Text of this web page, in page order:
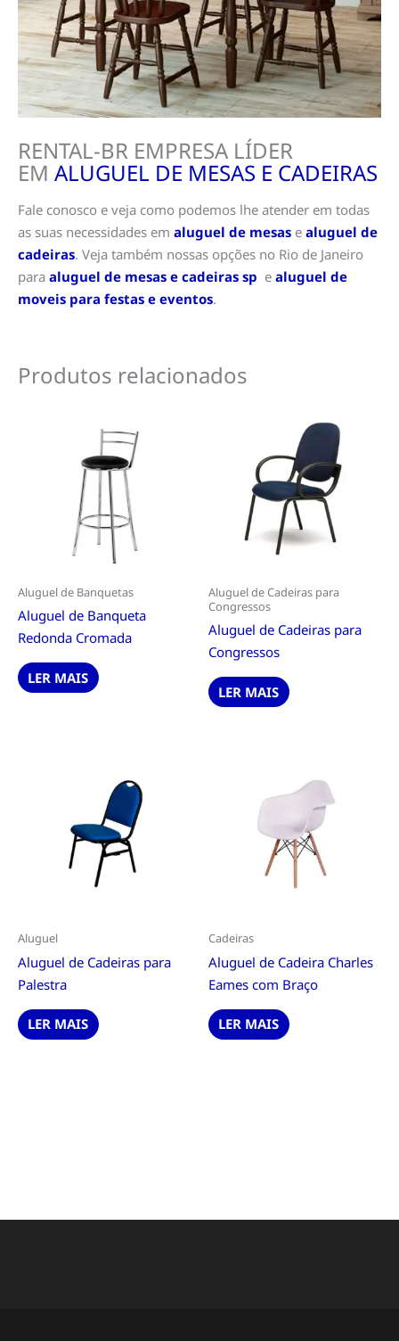
RENTAL-BR EMPRESA LÍDER
EM ALUGUEL DE MESAS E CADEIRAS
Fale conosco e veja como podemos lhe atender em todas
as suas necessidades em aluguel de mesas e aluguel de
cadeiras. Veja também nossas opções no Rio de Janeiro
para aluguel de mesas e cadeiras sp e aluguel de
moveis para festas e eventos.
Produtos relacionados
Aluguel de Banquetas
Aluguel de Banqueta
Redonda Cromada
LER MAIS
Aluguel de Cadeiras para
Congressos
Aluguel de Cadeiras para
Congressos
LER MAIS
Aluguel
Aluguel de Cadeiras para
Palestra
LER MAIS
Cadeiras
Aluguel de Cadeira Charles
Eames com Braço
LER MAIS